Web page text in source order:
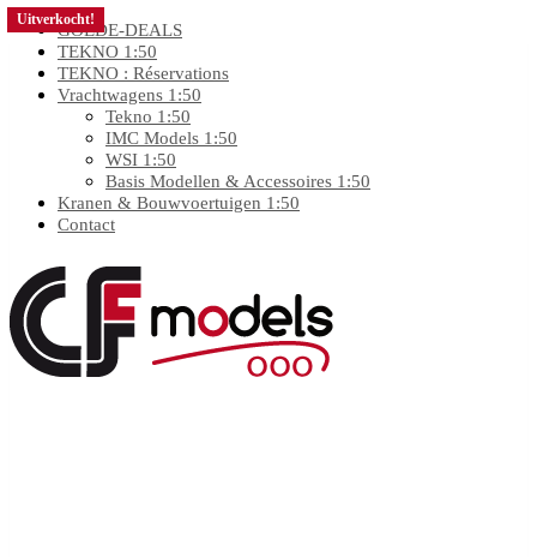
GOEDE-DEALS
TEKNO 1:50
TEKNO : Réservations
Vrachtwagens 1:50
Tekno 1:50
IMC Models 1:50
WSI 1:50
Basis Modellen & Accessoires 1:50
Kranen & Bouwvoertuigen 1:50
Contact
Uitverkocht!
Uitverkocht!
Uitverkocht!
Uitverkocht!